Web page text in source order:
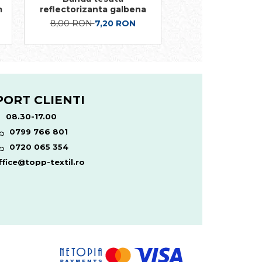
reflectorizanta galbena
8,00 RON7,20 RON
CLIENTI
08.30-17.00
0799 766 801
0720 065 354
textil.ro